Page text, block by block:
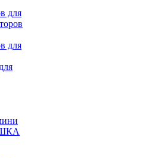
для
для